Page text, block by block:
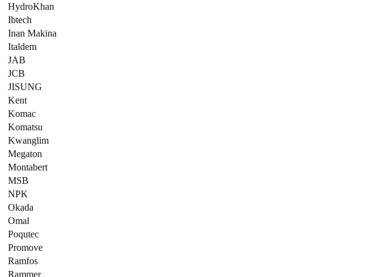
HydroKhan
Ibtech
Inan Makina
Italdem
JAB
JCB
JISUNG
Kent
Komac
Komatsu
Kwanglim
Megaton
Montabert
MSB
NPK
Okada
Omal
Poqutec
Promove
Ramfos
Rammer